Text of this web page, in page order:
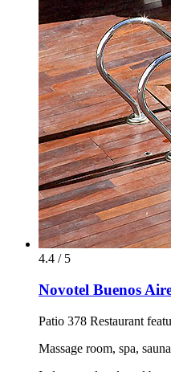
4.4 / 5
Novotel Buenos
Patio 378 Restaurant
Massage room, spa,